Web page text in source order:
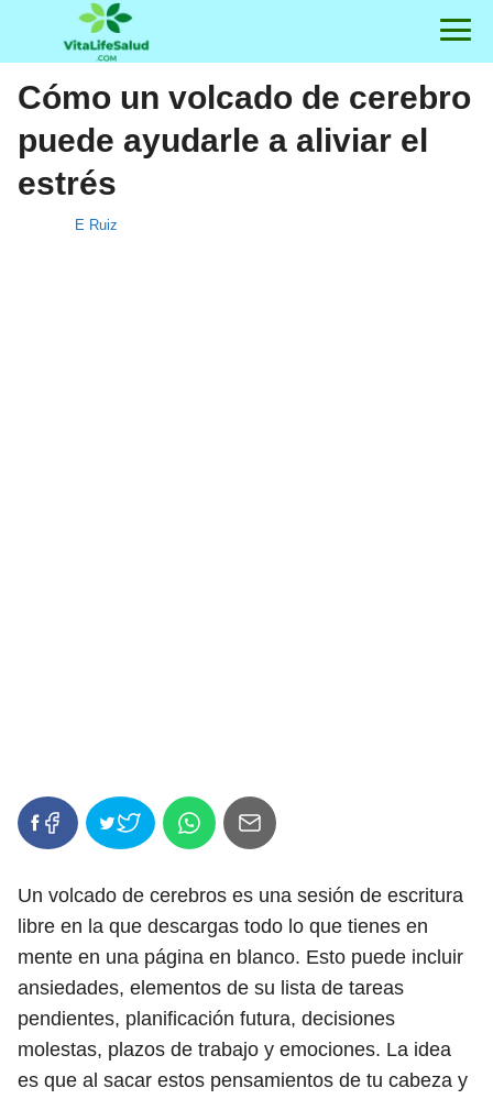
Cómo un volcado de cerebro
puede ayudarle a aliviar el
estrés
E Ruiz
Un volcado de cerebros es una sesión de escritura
libre en la que descargas todo lo que tienes en
mente en una página en blanco. Esto puede incluir
ansiedades, elementos de su lista de tareas
pendientes, planificación futura, decisiones
molestas, plazos de trabajo y emociones. La idea
es que al sacar estos pensamientos de tu cabeza y